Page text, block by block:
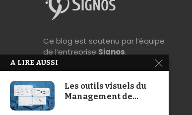
Ce blog est soutenu par l’équipe
de l’entreprise
et outils visuels.
A LIRE AUSSI
Les outils visuels du
Management de...